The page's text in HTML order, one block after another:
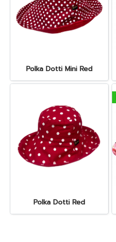
Polka Dotti Mini Red
Polka Dotti Red